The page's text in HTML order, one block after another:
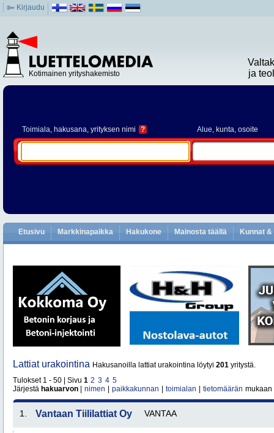
Kirjaudu
Kotimainen yrityshakemisto
ja
Toimiala, hakusana, yrityksen nimi ? Alue, kunta, osoite
Etusivu Markkinapaikka Hakukone Mainosta täällä Kunnat
Lattiat urakointina Hakusanoilla lattiat urakointina löytyi 201 yritystä.
Tulokset 1 - 50 | Sivu 1 2 3 4 5
Järjestä hakuarvon nimen paikkakunnan toimialan tietomäärän mukaan
1. Vantaan Tiililattiat Oy VANTAA